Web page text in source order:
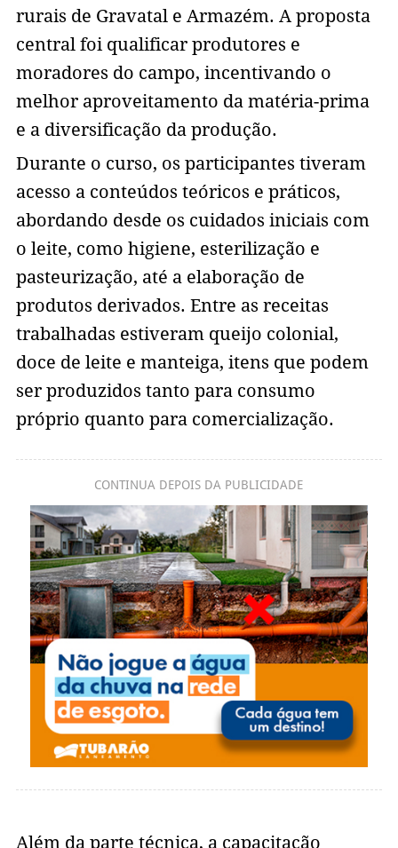
rurais de Gravatal e Armazém. A proposta
central foi qualificar produtores e
moradores do campo, incentivando o
melhor aproveitamento da matéria-prima
e a diversificação da produção.
Durante o curso, os participantes tiveram
acesso a conteúdos teóricos e práticos,
abordando desde os cuidados iniciais com
o leite, como higiene, esterilização e
pasteurização, até a elaboração de
produtos derivados. Entre as receitas
trabalhadas estiveram queijo colonial,
doce de leite e manteiga, itens que podem
ser produzidos tanto para consumo
próprio quanto para comercialização.
CONTINUA DEPOIS DA PUBLICIDADE
Além da parte técnica, a capacitação